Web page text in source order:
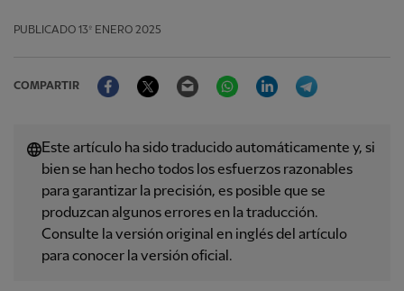
PUBLICADO 13º ENERO 2025
COMPARTIR
FacebookTwitter Email WhatsAppLinkedIn
Este artículo ha sido traducido automáticamente y, si
bien se han hecho todos los esfuerzos razonables
para garantizar la precisión, es posible que se
produzcan algunos errores en la traducción.
Consulte la versión original en inglés del artículo
para conocer la versión oficial.